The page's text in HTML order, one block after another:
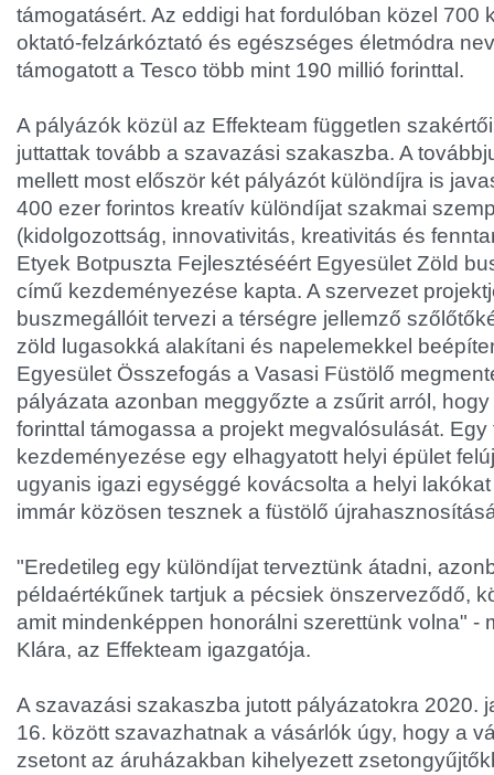
támogatásért. Az eddigi hat fordulóban közel 700
oktató-felzárkóztató és egészséges életmódra
támogatott a Tesco több mint 190 millió forinttal.
A pályázók közül az Effekteam független
juttattak tovább a szavazási szakaszba. A
mellett most először két pályázót különdíjra is
400 ezer forintos kreatív különdíjat szakmai
(kidolgozottság, innovativitás, kreativitás és
Etyek Botpuszta Fejlesztéséért Egyesület Zöld
című kezdeményezése kapta. A szervezet
buszmegállóit tervezi a térségre jellemző
zöld lugasokká alakítani és napelemekkel
Egyesület Összefogás a Vasasi Füstölő
pályázata azonban meggyőzte a zsűrit arról,
forinttal támogassa a projekt megvalósulását. Egy
kezdeményezése egy elhagyatott helyi épület
ugyanis igazi egységgé kovácsolta a helyi
immár közösen tesznek a füstölő
"Eredetileg egy különdíjat terveztünk átadni,
példaértékűnek tartjuk a pécsiek önszerveződő,
amit mindenképpen honorálni szerettünk volna" -
Klára, az Effekteam igazgatója.
A szavazási szakaszba jutott pályázatokra 2020.
16. között szavazhatnak a vásárlók úgy, hogy a
zsetont az áruházakban kihelyezett